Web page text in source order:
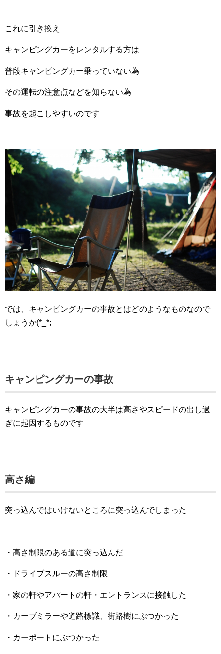
これに引き換え
キャンピングカーをレンタルする方は
普段キャンピングカー乗っていない為
その運転の注意点などを知らない為
事故を起こしやすいのです
では、キャンピングカーの事故とはどのようなものなので
しょうか(*_*;
キャンピングカーの事故
キャンピングカーの事故の大半は高さやスピードの出し過
ぎに起因するものです
高さ編
突っ込んではいけないところに突っ込んでしまった
・高さ制限のある道に突っ込んだ
・ドライブスルーの高さ制限
・家の軒やアパートの軒・エントランスに接触した
・カーブミラーや道路標識、街路樹にぶつかった
・カーポートにぶつかった